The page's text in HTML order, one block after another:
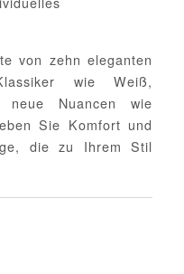
von zehn eleganten
wie Weiß,
neue Nuancen wie
Sie Komfort und
die zu Ihrem Stil